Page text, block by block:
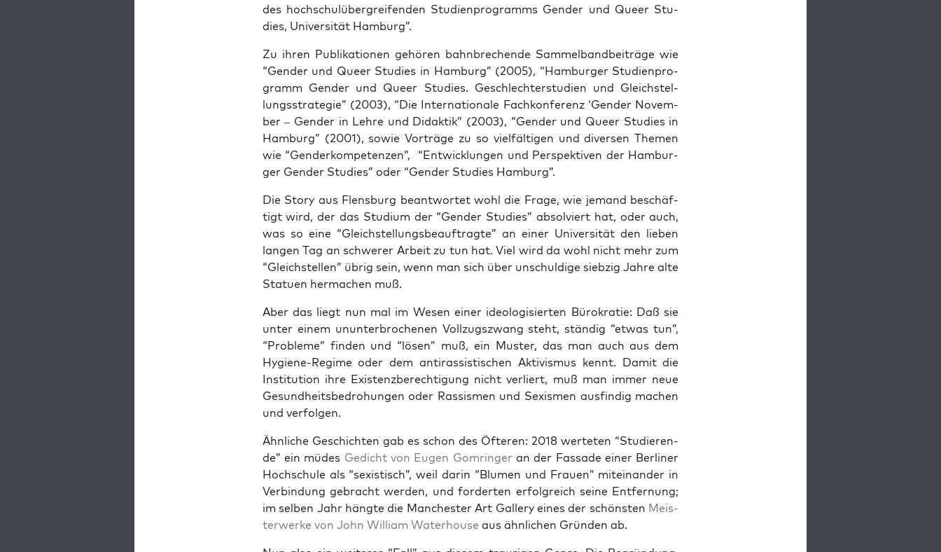
des hoch­schul­über­grei­fen­den Stu­di­en­pro­gramms Gen­der und Que­er Stu­
dies, Uni­ver­si­tät Hamburg”.
Zu ihren Publi­ka­tio­nen gehö­ren bahn­bre­chen­de Sam­mel­band­bei­trä­ge wie
“Gen­der und Que­er Stu­dies in Ham­burg” (2005), “Ham­bur­ger Stu­di­en­pro­
gramm Gen­der und Que­er Stu­dies. Geschlech­ter­stu­di­en und Gleich­stel­
lungs­stra­te­gie” (2003), “Die Inter­na­tio­na­le Fach­kon­fe­renz ‘Gen­der Novem­
ber – Gen­der in Leh­re und Didak­tik” (2003), “Gen­der und Que­er Stu­dies in
Ham­burg” (2001), sowie Vor­trä­ge zu so viel­fäl­ti­gen und diver­sen The­men
wie “Gen­der­kom­pe­ten­zen”, “Ent­wick­lun­gen und Per­spek­ti­ven der Ham­bur­
ger Gen­der Stu­dies” oder “Gen­der Stu­dies Hamburg”.
Die Sto­ry aus Flens­burg beant­wor­tet wohl die Fra­ge, wie jemand beschäf­
tigt wird, der das Stu­di­um der “Gen­der Stu­dies” absol­viert hat, oder auch,
was so eine “Gleich­stel­lungs­be­auf­trag­te” an einer Uni­ver­si­tät den lie­ben
lan­gen Tag an schwe­rer Arbeit zu tun hat. Viel wird da wohl nicht mehr zum
“Gleich­stel­len” übrig sein, wenn man sich über unschul­di­ge sieb­zig Jah­re alte
Sta­tu­en her­ma­chen muß.
Aber das liegt nun mal im Wesen einer ideo­lo­gi­sier­ten Büro­kra­tie: Daß sie
unter einem unun­ter­bro­che­nen Voll­zugs­zwang steht, stän­dig “etwas tun”,
“Pro­ble­me” fin­den und “lösen” muß, ein Mus­ter, das man auch aus dem
Hygie­ne-Regime oder dem anti­ras­sis­ti­schen Akti­vis­mus kennt. Damit die
Insti­tu­ti­on ihre Exis­tenz­be­rech­ti­gung nicht ver­liert, muß man immer neue
Gesund­heits­be­dro­hun­gen oder Ras­sis­men und Sexis­men aus­fin­dig machen
und verfolgen.
Ähn­li­che Geschich­ten gab es schon des Öfte­ren: 2018 wer­te­ten “Stu­die­ren­
de” ein müdes Gedicht von Eugen Gom­rin­ger an der Fas­sa­de einer Ber­li­ner
Hoch­schu­le als “sexis­tisch”, weil dar­in “Blu­men und Frau­en” mit­ein­an­der in
Ver­bin­dung gebracht wer­den, und for­der­ten erfolg­reich sei­ne Ent­fer­nung;
im sel­ben Jahr häng­te die Man­ches­ter Art Gal­lery eines der schöns­ten Meis­
ter­wer­ke von John Wil­liam Water­house aus ähn­li­chen Grün­den ab.